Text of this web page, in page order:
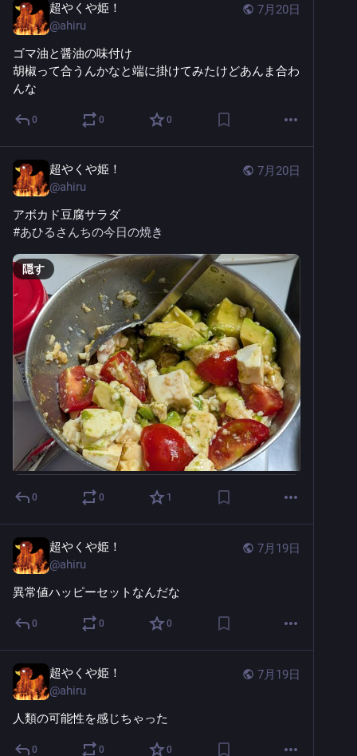
7月20日
超やくや姫！
@ahiru
ゴマ油と醤油の味付け
胡椒って合うんかなと端に掛けてみたけどあんま合わ
んな
0 0 0
7月20日
超やくや姫！
@ahiru
アボカド豆腐サラダ
#あひるさんちの今日の焼き
隠す
0 0 1
7月19日
超やくや姫！
@ahiru
異常値ハッピーセットなんだな
0 0 0
7月19日
超やくや姫！
@ahiru
人類の可能性を感じちゃった
0 0 0